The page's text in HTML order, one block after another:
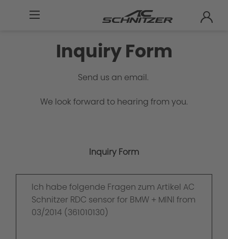
Inquiry Form
Send us an email.
We look forward to hearing from you.
Inquiry Form